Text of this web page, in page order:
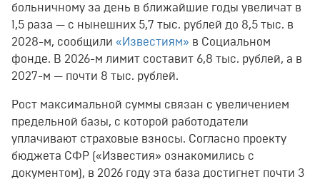
больничному за день в ближайшие годы увеличат в
1,5 раза — с нынешних 5,7 тыс. рублей до 8,5 тыс. в
2028-м, сообщили «Известиям» в Социальном
фонде. В 2026-м лимит составит 6,8 тыс. рублей, а в
2027-м — почти 8 тыс. рублей.
Рост максимальной суммы связан с увеличением
предельной базы, с которой работодатели
уплачивают страховые взносы. Согласно проекту
бюджета СФР («Известия» ознакомились с
документом), в 2026 году эта база достигнет почти 3